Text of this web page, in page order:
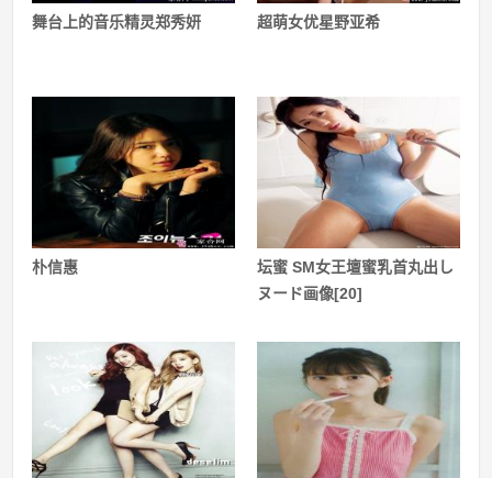
舞台上的音乐精灵郑秀妍 超萌女优星野亚希
朴信惠
坛蜜 SM女王壇蜜乳首丸出し
ヌード画像[20]